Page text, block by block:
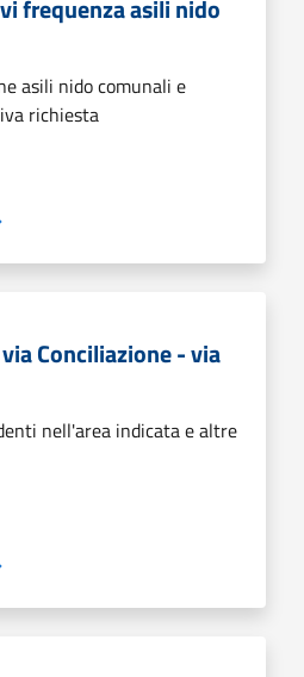
frequenza asili nido
asili nido comunali e
richiesta
Conciliazione - via
nell'area indicata e altre